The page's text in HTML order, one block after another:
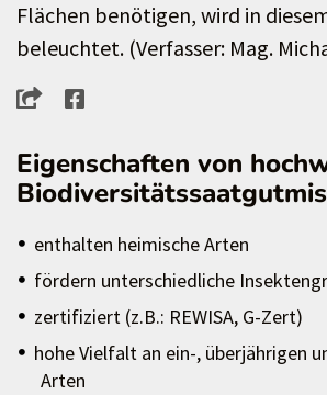
Flächen benötigen, wird in
beleuchtet. (Verfasser: Mag.
Eigenschaften von
enthalten heimische Arten
fördern unterschiedliche
zertifiziert (z.B.: REWISA, G-Zert)
hohe Vielfalt an ein-, überjährigen
Arten